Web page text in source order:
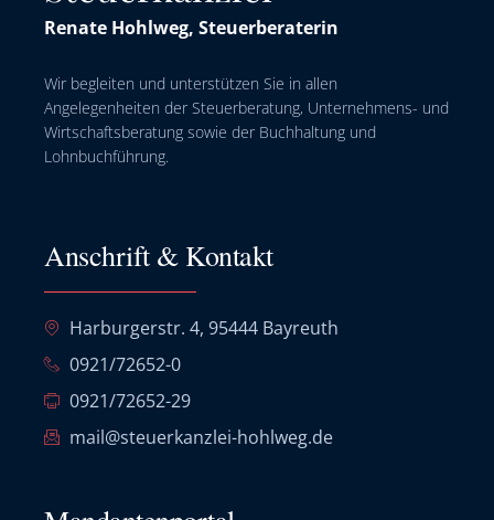
Renate Hohlweg, Steuerberaterin
Wir begleiten und unterstützen Sie in allen
Angelegenheiten der Steuerberatung, Unternehmens- und
Wirtschaftsberatung sowie der Buchhaltung und
Lohnbuchführung.
Anschrift & Kontakt
Harburgerstr. 4, 95444 Bayreuth
0921/72652-0
0921/72652-29
mail@steuerkanzlei-hohlweg.de